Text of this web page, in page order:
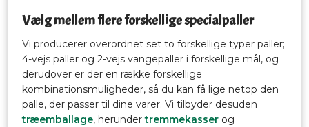
Vælg mellem flere forskellige specialpaller
Vi producerer overordnet set to forskellige typer paller;
4-vejs paller og 2-vejs vangepaller i forskellige mål, og
derudover er der en række forskellige
kombinationsmuligheder, så du kan få lige netop den
palle, der passer til dine varer. Vi tilbyder desuden
træemballage, herundertremmekasser og